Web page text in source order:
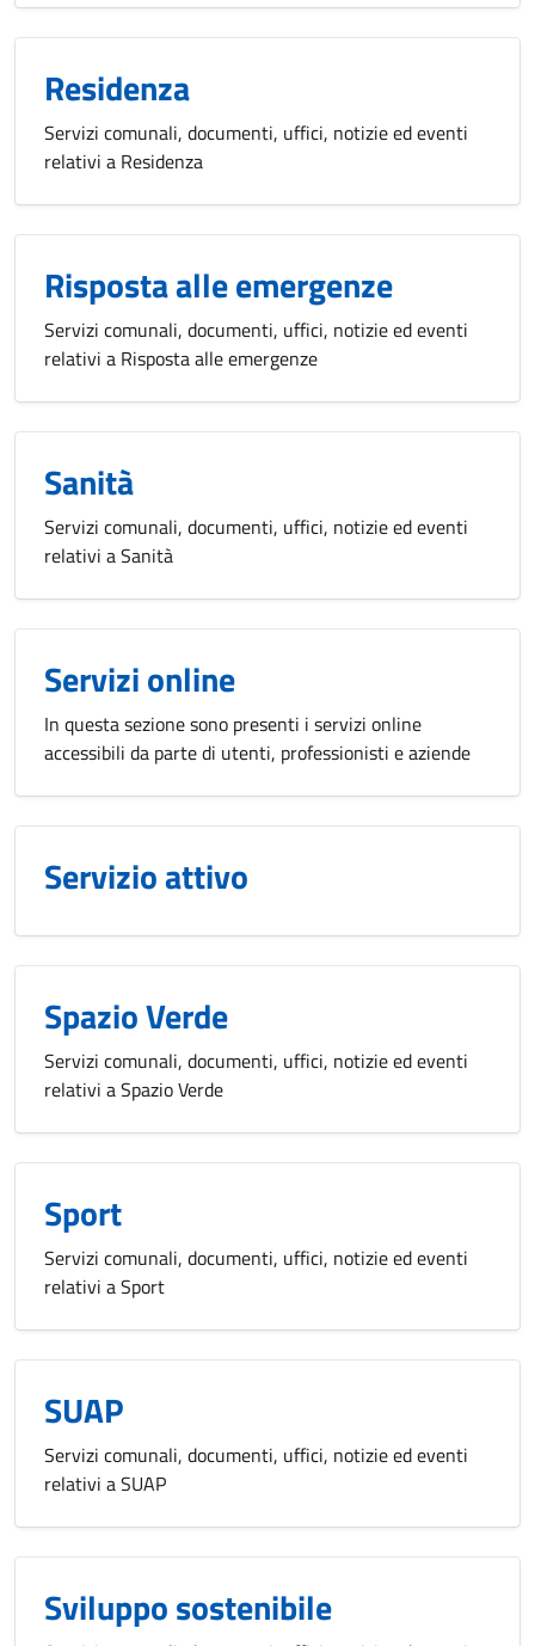
Residenza
Servizi comunali, documenti, uffici, notizie ed eventi
relativi a Residenza
Risposta alle emergenze
Servizi comunali, documenti, uffici, notizie ed eventi
relativi a Risposta alle emergenze
Sanità
Servizi comunali, documenti, uffici, notizie ed eventi
relativi a Sanità
Servizi online
In questa sezione sono presenti i servizi online
accessibili da parte di utenti, professionisti e aziende
Servizio attivo
Spazio Verde
Servizi comunali, documenti, uffici, notizie ed eventi
relativi a Spazio Verde
Sport
Servizi comunali, documenti, uffici, notizie ed eventi
relativi a Sport
SUAP
Servizi comunali, documenti, uffici, notizie ed eventi
relativi a SUAP
Sviluppo sostenibile